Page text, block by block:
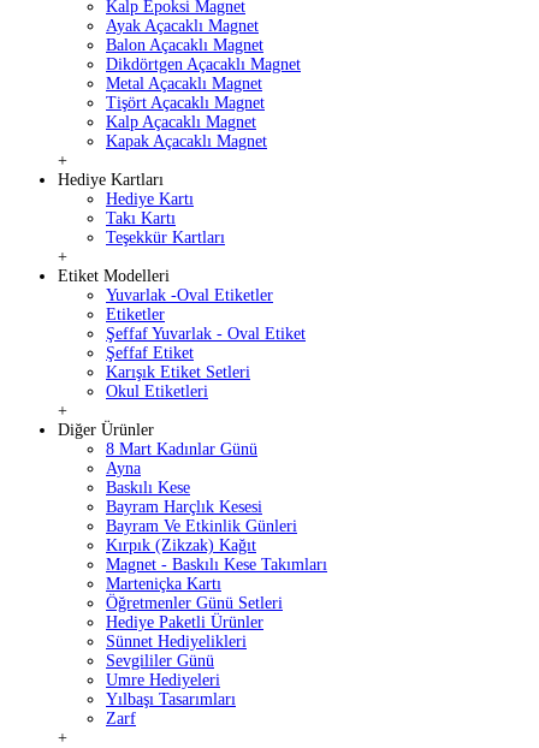
Kalp Epoksi Magnet
Ayak Açacaklı Magnet
Balon Açacaklı Magnet
Dikdörtgen Açacaklı Magnet
Metal Açacaklı Magnet
Tişört Açacaklı Magnet
Kalp Açacaklı Magnet
Kapak Açacaklı Magnet
+
Hediye Kartları
Hediye Kartı
Takı Kartı
Teşekkür Kartları
+
Etiket Modelleri
Yuvarlak -Oval Etiketler
Etiketler
Şeffaf Yuvarlak - Oval Etiket
Şeffaf Etiket
Karışık Etiket Setleri
Okul Etiketleri
+
Diğer Ürünler
8 Mart Kadınlar Günü
Ayna
Baskılı Kese
Bayram Harçlık Kesesi
Bayram Ve Etkinlik Günleri
Kırpık (Zikzak) Kağıt
Magnet - Baskılı Kese Takımları
Marteniçka Kartı
Öğretmenler Günü Setleri
Hediye Paketli Ürünler
Sünnet Hediyelikleri
Sevgililer Günü
Umre Hediyeleri
Yılbaşı Tasarımları
Zarf
+